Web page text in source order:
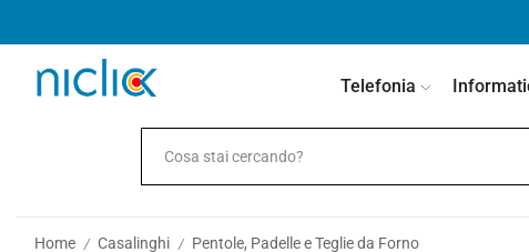
Telefonia
Home / Casalinghi / Pentole, Padelle e Teglie da Forno